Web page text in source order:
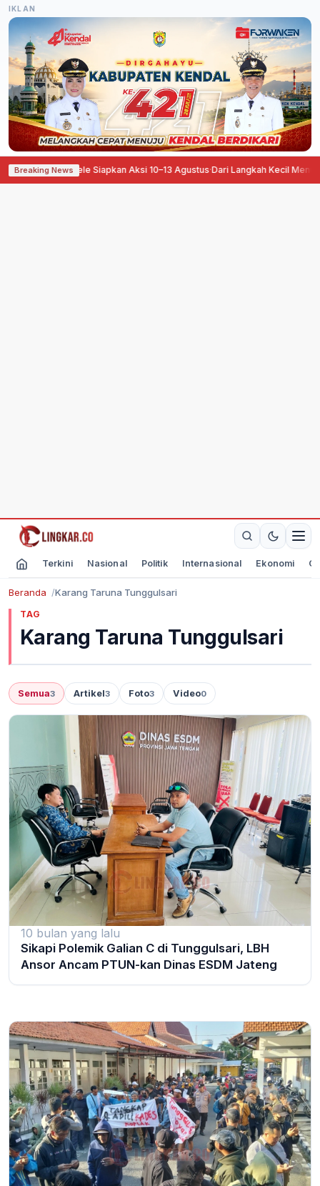
IKLAN
Breaking News
Ora Sepele Siapkan Aksi 10–13 Agustus·Dari Langkah Kecil Menuju
Terkini Nasional Politik Internasional Ekonomi
Beranda Karang Taruna Tunggulsari
TAG
Karang Taruna Tunggulsari
Semua3 Artikel3 Foto3 Video0
10 bulan yang lalu
Sikapi Polemik Galian C di Tunggulsari, LBH
Ansor Ancam PTUN-kan Dinas ESDM Jateng